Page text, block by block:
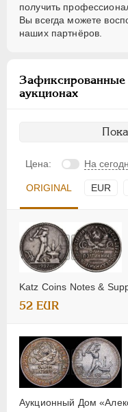
получить
Вы всегда можете
наших партнёров.
аукционах
Цена: На
ORIGINAL EUR
Katz Coins Notes &
52 EUR
Аукционный Дом